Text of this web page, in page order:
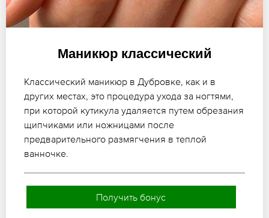
Маникюр классический
Классический маникюр в Дубровке, как и в
других местах, это процедура ухода за ногтями,
при которой кутикула удаляется путем обрезания
щипчиками или ножницами после
предварительного размягчения в теплой
ванночке.
Получить бонус